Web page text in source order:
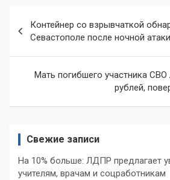
по
записям
Контейнер со взрывчаткой
Севастополе после ночной
Мать погибшего участника
рублей,
Свежие записи
На 10% больше: ЛДПР предлагает
учителям, врачам и соцработникам